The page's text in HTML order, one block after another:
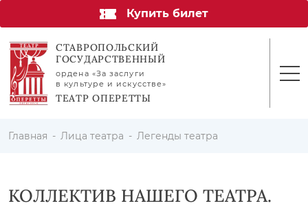
Купить билет
СТАВРОПОЛЬСКИЙ
ГОСУДАРСТВЕННЫЙ
ордена «За заслуги
в культуре и искусстве»
ТЕАТР ОПЕРЕТТЫ
Главная Лица театра Легенды театра
КОЛЛЕКТИВ НАШЕГО ТЕАТРА.